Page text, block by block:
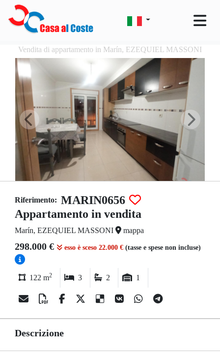
Vendita di appartamento in Marín, EZEQUIEL MASSONI
Riferimento: MARIN0656
Appartamento in vendita
Marín, EZEQUIEL MASSONI mappa
298.000 € esso è sceso 22.000 € (tasse e spese non incluse)
122 m2 3 2 1
Descrizione